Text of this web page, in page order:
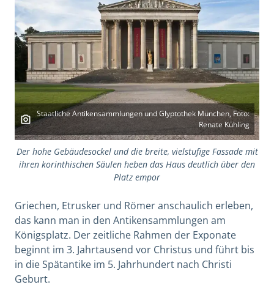
Staatliche Antikensammlungen und Glyptothek München, Foto:
Renate Kühling
Der hohe Gebäudesockel und die breite, vielstufige Fassade mit
ihren korinthischen Säulen heben das Haus deutlich über den
Platz empor
Griechen, Etrusker und Römer anschaulich erleben,
das kann man in den Antikensammlungen am
Königsplatz. Der zeitliche Rahmen der Exponate
beginnt im 3. Jahrtausend vor Christus und führt bis
in die Spätantike im 5. Jahrhundert nach Christi
Geburt.